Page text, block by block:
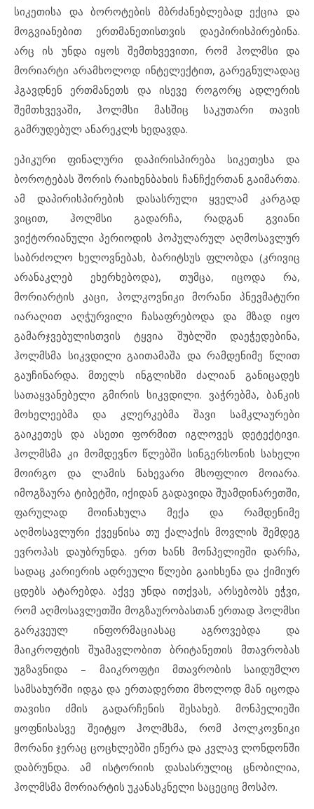
სიკეთისა და ბოროტების მბრძანებლებად ექცია და
მოგვიანებით ერთმანეთისთვის დაეპირისპირებინა.
არც ის უნდა იყოს შემთხვევითი, რომ ჰოლმსი და
მორიარტი არამხოლოდ ინტელექტით, გარეგნულადაც
ჰგავდნენ ერთმანეთს და ისევე როგორც ადლერის
შემთხვევაში, ჰოლმსი მასშიც საკუთარი თავის
გამრუდებულ ანარეკლს ხედავდა.
ეპიკური ფინალური დაპირისპირება სიკეთესა და
ბოროტებას შორის რაიხენბახის ჩანჩქერთან გაიმართა.
ამ დაპირისპირების დასასრული ყველამ კარგად
ვიცით, ჰოლმსი გადარჩა, რადგან გვიანი
ვიქტორიანული პერიოდის პოპულარულ აღმოსავლურ
საბრძოლო ხელოვნებას, ბარიტსუს ფლობდა (კრივიც
არანაკლებ ეხერხებოდა), თუმცა, იცოდა რა,
მორიარტის კაცი, პოლკოვნიკი მორანი პნევმატური
იარაღით აღჭურვილი ჩასაფრებოდა და მზად იყო
გამარჯვებულისთვის ტყვია შუბლში დაეჭედებინა,
ჰოლმსმა სიკვდილი გაითამაშა და რამდენიმე წლით
გაუჩინარდა. მთელს ინგლისში ძალიან განიცადეს
სათაყვანებელი გმირის სიკვდილი. ვაჭრებმა, ბანკის
მოხელეებმა და კლერკებმა შავი სამკლაურები
გაიკეთეს და ასეთი ფორმით იგლოვეს დეტექტივი.
ჰოლმსმა კი მომდევნო წლებში სინგერსონის სახელი
მოირგო და ლამის ნახევარი მსოფლიო მოიარა.
იმოგზაურა ტიბეტში, იქიდან გადავიდა შუამდინარეთში,
ფარულად მოინახულა მექა და რამდენიმე
აღმოსავლური ქვეყნისა თუ ქალაქის მოვლის შემდეგ
ევროპას დაუბრუნდა. ერთ ხანს მონპელიეში დარჩა,
სადაც კარიერის ადრეული წლები გაიხსენა და ქიმიურ
ცდებს ატარებდა. აქვე უნდა ითქვას, არსებობს ეჭვი,
რომ აღმოსავლეთში მოგზაურობასთან ერთად ჰოლმსი
გარკვეულ ინფორმაციასაც აგროვებდა და
მაიკროფტის შუამავლობით ბრიტანეთის მთავრობას
უგზავნიდა – მაიკროფტი მთავრობის საიდუმლო
სამსახურში იდგა და ერთადერთი მხოლოდ მან იცოდა
თავისი ძმის გადარჩენის შესახებ. მონპელიეში
ყოფნისასვე შეიტყო ჰოლმსმა, რომ პოლკოვნიკი
მორანი ჯერაც ცოცხლებში ეწერა და კვლავ ლონდონში
დაბრუნდა. ამ ისტორიის დასასრულიც ცნობილია,
ჰოლმსმა მორიარტის უკანასკნელი საცეციც მოსპო.